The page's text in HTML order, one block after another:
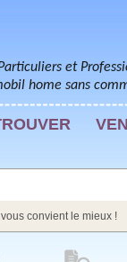
et
home sans
convient le mieux !